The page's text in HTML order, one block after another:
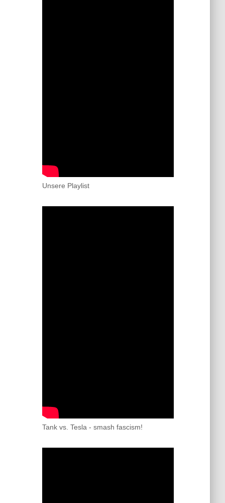
Unsere Playlist
Tank vs. Tesla - smash fascism!